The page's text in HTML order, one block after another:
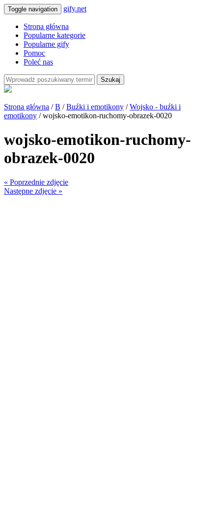
Toggle navigation gify.net
Strona główna
Popularne kategorie
Popularne gify
Pomoc
Poleć nas
Szukaj
Strona główna /B /Buźki i emotikony /Wojsko - buźki i
emotikony / wojsko-emotikon-ruchomy-obrazek-0020
wojsko-emotikon-ruchomy-
obrazek-0020
« Poprzednie zdjęcie
Następne zdjęcie »